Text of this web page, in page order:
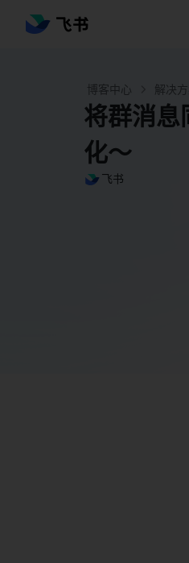
博客中心 解决
将群消息
化～
飞书